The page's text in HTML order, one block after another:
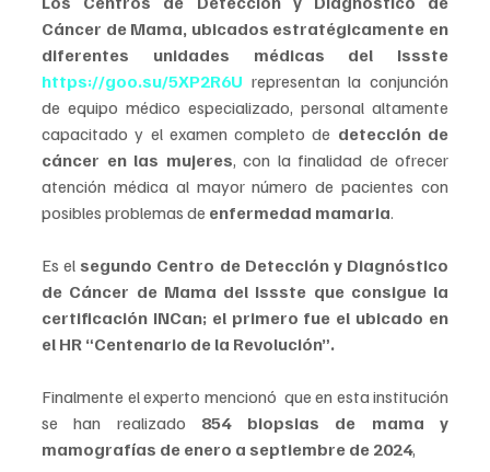
Cáncer de Mama, ubicados estratégicamente en
https://goo.su/5XP2R6U representan la conjunción
de equipo médico especializado, personal altamente
capacitado y el examen completo de detección de
cáncer en las mujeres, con la finalidad de ofrecer
atención médica al mayor número de pacientes con
posibles problemas de enfermedad mamaria.
Es el segundo Centro de Detección y Diagnóstico
de Cáncer de Mama del Issste que consigue la
certificación INCan; el primero fue el ubicado en
el HR “Centenario de la Revolución”.
Finalmente el experto mencionó que en esta institución
se han realizado 854 biopsias de mama y
mamografías de enero a septiembre de 2024,